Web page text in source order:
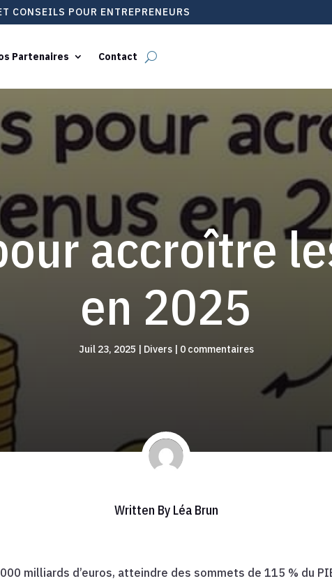
CONSEILS POUR ENTREPRENEURS
Partenaires Contact
accroître
en 2025
Juil 23, 2025 | Divers| 0 commentaires
Written By Léa Brun
milliards d’euros, atteindre des sommets de 115 % du